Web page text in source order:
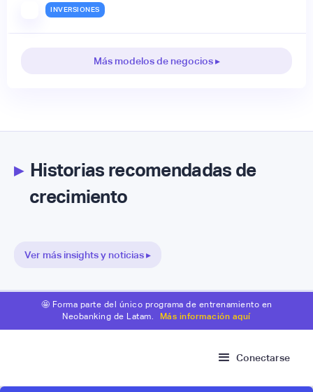
INVERSIONES
Más modelos de negocios ▸
▸Historias recomendadas de
crecimiento
Ver más insights y noticias ▸
🤩 Forma parte del único programa de entrenamiento en
Neobanking de Latam.
Más información aquí
Conectarse